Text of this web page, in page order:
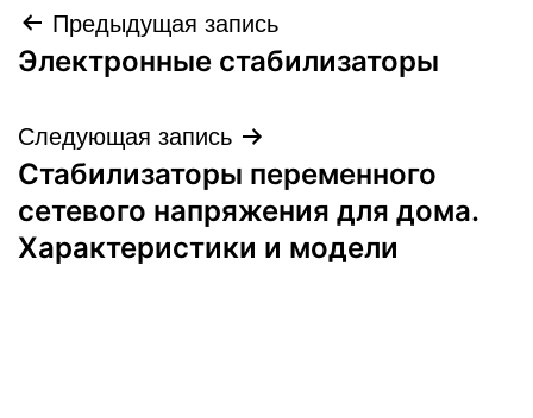
Навигация
по
записям
Предыдущая запись
Электронные стабилизаторы
Следующая запись
Стабилизаторы переменного
сетевого напряжения для дома.
Характеристики и модели